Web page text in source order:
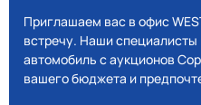
Приглашаем вас в офис
встречу. Наши специалисты
автомобиль с аукционов
вашего бюджета и